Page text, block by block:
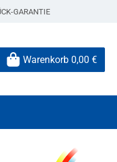
GARANTIE
Warenkorb 0,00 €